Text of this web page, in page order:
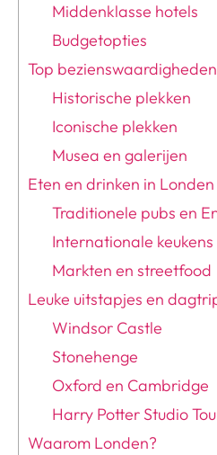
Middenklasse hotels
Budgetopties
Top
Historische plekken
Iconische plekken
Musea en galerijen
Eten en drinken in Londen
Traditionele pubs en
Internationale keukens
Markten en streetfood
Leuke uitstapjes en
Windsor Castle
Stonehenge
Oxford en Cambridge
Harry Potter Studio
Waarom Londen?